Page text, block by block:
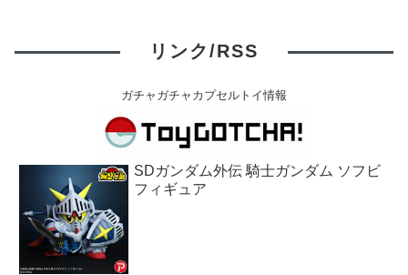
リンク/RSS
ガチャガチャカプセルトイ情報
SDガンダム外伝 騎士ガンダム ソフビ
フィギュア